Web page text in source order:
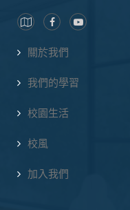
關於我們
我們的學習
校園生活
校風
加入我們